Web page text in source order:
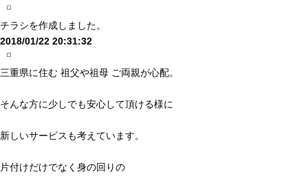
チラシを作成しました。
2018/01/22 20:31:32
三重県に住む 祖父や祖母 ご両親が心配。
そんな方に少しでも安心して頂ける様に
新しいサービスも考えています。
片付けだけでなく身の回りの